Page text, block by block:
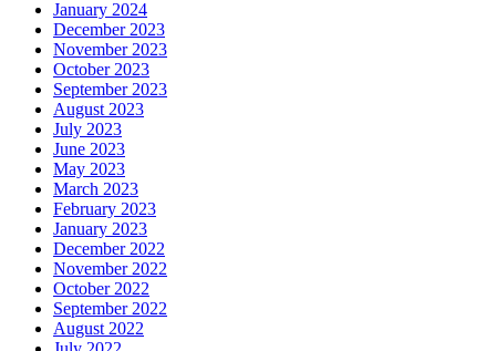
January 2024
December 2023
November 2023
October 2023
September 2023
August 2023
July 2023
June 2023
May 2023
March 2023
February 2023
January 2023
December 2022
November 2022
October 2022
September 2022
August 2022